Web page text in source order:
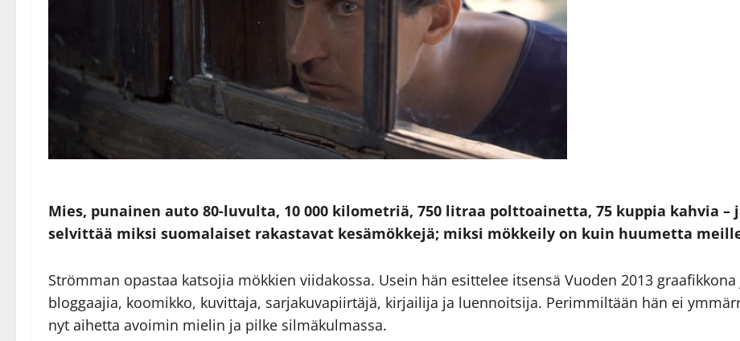
Mies, punainen auto 80-luvulta, 10 000 kilometriä, 750 litraa polttoainetta, 75 kuppia kahvia –
selvittää miksi suomalaiset rakastavat kesämökkejä; miksi mökkeily on kuin huumetta
Strömman opastaa katsojia mökkien viidakossa. Usein hän esittelee itsensä Vuoden 2013
bloggaajia, koomikko, kuvittaja, sarjakuvapiirtäjä, kirjailija ja luennoitsija. Perimmiltään hän ei
nyt aihetta avoimin mielin ja pilke silmäkulmassa.